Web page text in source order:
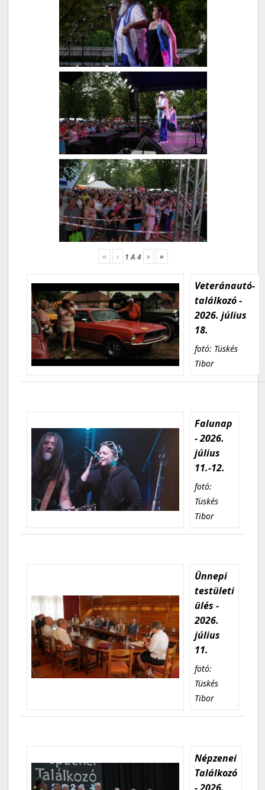
« ‹ 1A 4 › »
Veteránautó-
találkozó -
2026. július
18.
fotó: Tüskés
Tibor
Falunap
- 2026.
július
11.-12.
fotó:
Tüskés
Tibor
Ünnepi
testületi
ülés -
2026.
július
11.
fotó:
Tüskés
Tibor
Népzenei
Találkozó